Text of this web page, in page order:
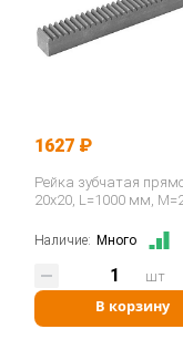
1627 ₽
Рейка зубчатая
20x20, L=1000 мм,
Наличие: Много
В корзину
шт